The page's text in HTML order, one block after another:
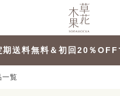
期送料無料＆初回20％
一覧